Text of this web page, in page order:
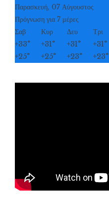
Παρασκευή, 07 Αύγουστος
Πρόγνωση για 7 μέρες
Σαβ
Κυρ Δευ Τρι
+33° +31° +31° +31°
+25° +25° +23° +23°